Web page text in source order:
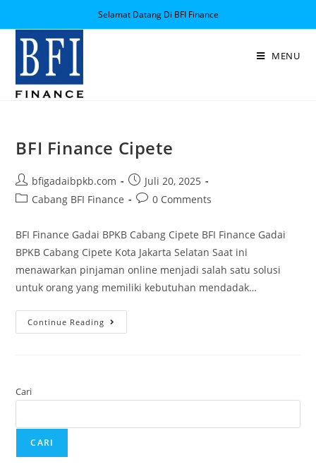
Selamat Datang Di BFI Finance
MENU
BFI Finance Cipete
bfigadaibpkb.com
Juli 20, 2025
Cabang BFI Finance
0 Comments
BFI Finance Gadai BPKB Cabang Cipete BFI Finance Gadai
BPKB Cabang Cipete Kota Jakarta Selatan Saat ini
menawarkan pinjaman online menjadi salah satu solusi
untuk orang yang memiliki kebutuhan mendadak…
Continue Reading
Cari
CARI